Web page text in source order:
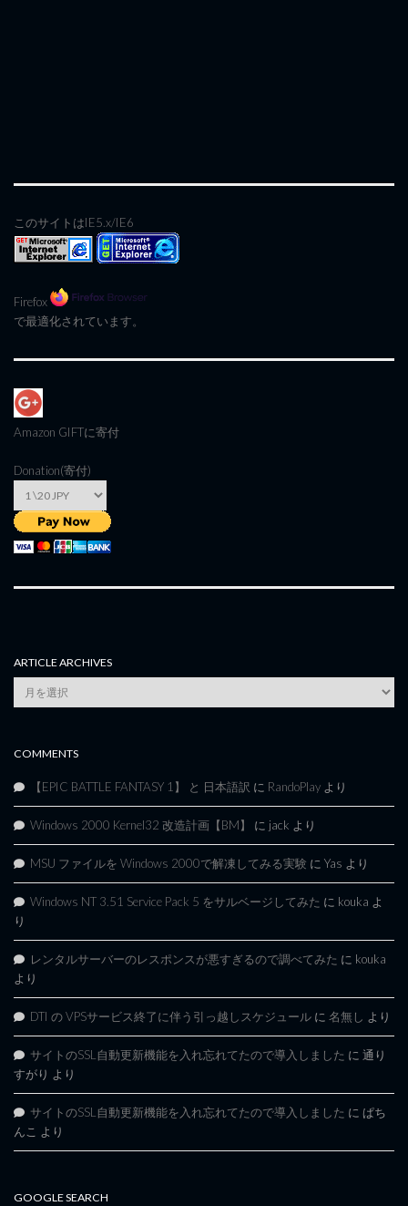
このサイトはIE5.x/IE6
Firefox
で最適化されています。
Amazon GIFTに寄付
Donation(寄付)
ARTICLE ARCHIVES
Article
Archives
COMMENTS
【EPIC BATTLE FANTASY 1】 と 日本語訳 に RandoPlay より
Windows 2000 Kernel32 改造計画【BM】 に jack より
MSU ファイルを Windows 2000で解凍してみる実験 に Yas より
Windows NT 3.51 Service Pack 5 をサルベージしてみた に kouka よ
り
レンタルサーバーのレスポンスが悪すぎるので調べてみた に kouka
より
DTI の VPSサービス終了に伴う引っ越しスケジュール に 名無し より
サイトのSSL自動更新機能を入れ忘れてたので導入しました に 通り
すがり より
サイトのSSL自動更新機能を入れ忘れてたので導入しました に ぱち
んこ より
GOOGLE SEARCH